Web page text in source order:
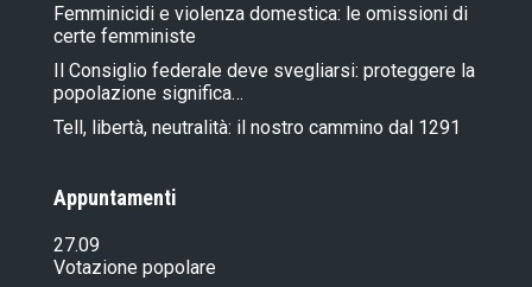
Femminicidi e violenza domestica: le omissioni di
certe femministe
Il Consiglio federale deve svegliarsi: proteggere la
popolazione significa…
Tell, libertà, neutralità: il nostro cammino dal 1291
Appuntamenti
27.09
Votazione popolare